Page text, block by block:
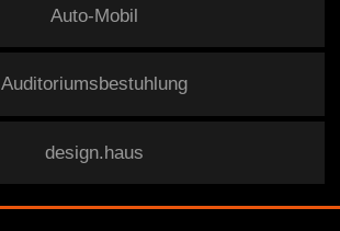
Auto-Mobil
Auditoriumsbestuhlung
design.haus